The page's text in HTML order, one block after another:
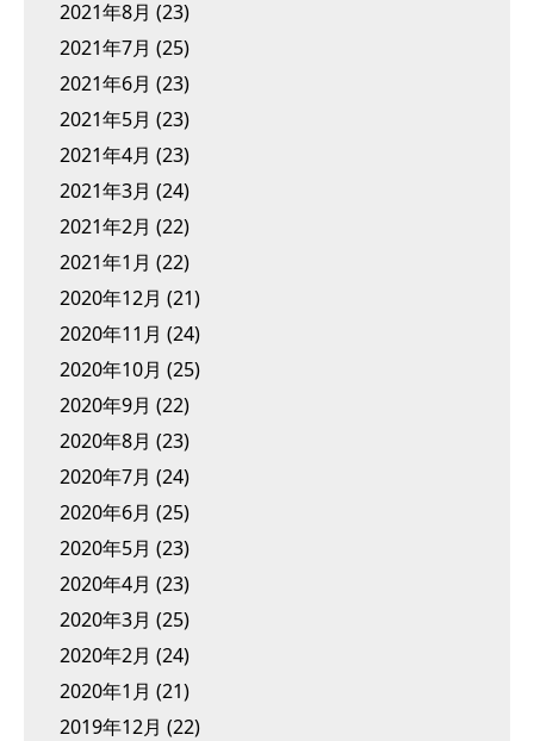
2021年8月 (23)
2021年7月 (25)
2021年6月 (23)
2021年5月 (23)
2021年4月 (23)
2021年3月 (24)
2021年2月 (22)
2021年1月 (22)
2020年12月 (21)
2020年11月 (24)
2020年10月 (25)
2020年9月 (22)
2020年8月 (23)
2020年7月 (24)
2020年6月 (25)
2020年5月 (23)
2020年4月 (23)
2020年3月 (25)
2020年2月 (24)
2020年1月 (21)
2019年12月 (22)